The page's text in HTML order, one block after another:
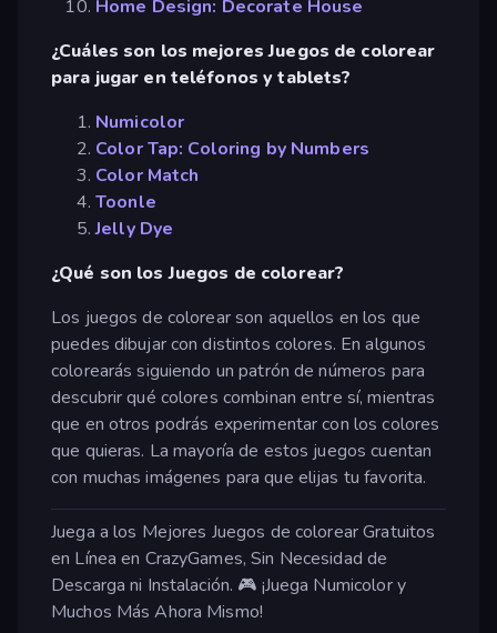
Home Design: Decorate House
¿Cuáles son los mejores Juegos de colorear
para jugar en teléfonos y tablets?
Numicolor
Color Tap: Coloring by Numbers
Color Match
Toonle
Jelly Dye
¿Qué son los Juegos de colorear?
Los juegos de colorear son aquellos en los que
puedes dibujar con distintos colores. En algunos
colorearás siguiendo un patrón de números para
descubrir qué colores combinan entre sí, mientras
que en otros podrás experimentar con los colores
que quieras. La mayoría de estos juegos cuentan
con muchas imágenes para que elijas tu favorita.
Juega a los Mejores Juegos de colorear Gratuitos
en Línea en CrazyGames, Sin Necesidad de
Descarga ni Instalación. 🎮 ¡Juega Numicolor y
Muchos Más Ahora Mismo!